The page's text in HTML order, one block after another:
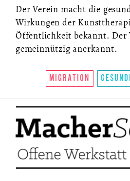
Der Verein macht die
Wirkungen der
Öffentlichkeit bekannt. Der
gemeinnützig anerkannt.
MIGRATION